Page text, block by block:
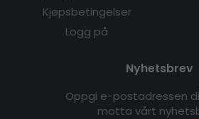
Kjøpsbetingelser
Logg på
Nyhetsbrev
Oppgi e-postadressen
motta vårt